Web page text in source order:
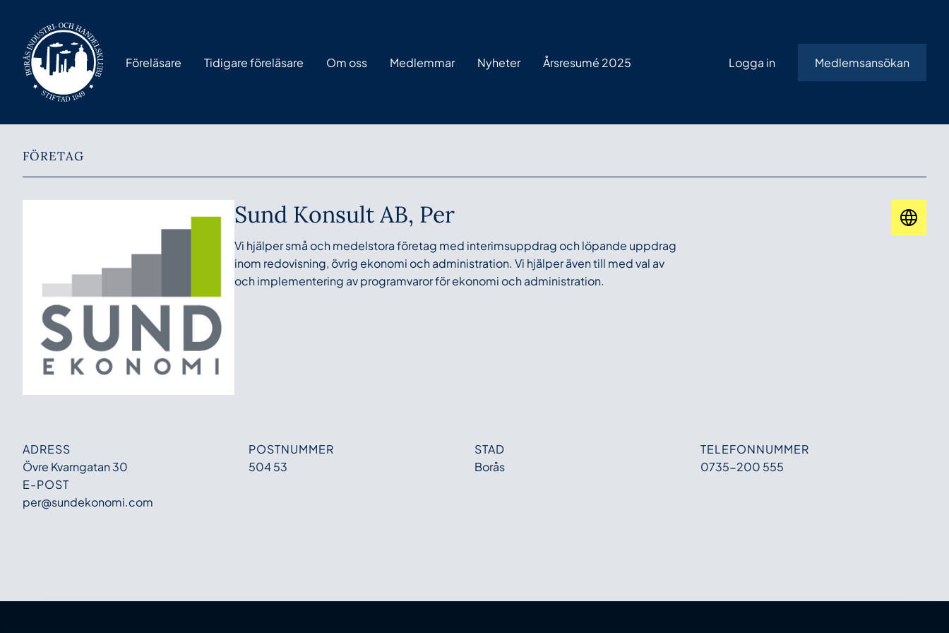
Föreläsare Tidigare föreläsare Om oss Medlemmar Nyheter Årsresumé 2025 Logga in Medlemsansökan
FÖRETAG
Sund Konsult AB, Per
Vi hjälper små och medelstora företag med interimsuppdrag och löpande uppdrag
inom redovisning, övrig ekonomi och administration. Vi hjälper även till med val av
och implementering av programvaror för ekonomi och administration.
ADRESS
Övre Kvarngatan 30
POSTNUMMER
504 53
STAD
Borås
TELEFONNUMMER
0735-200 555
E-POST
per@sundekonomi.com